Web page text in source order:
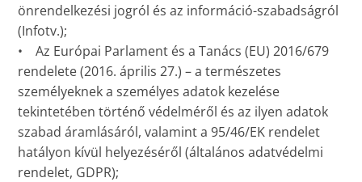
önrendelkezési jogról és az információ-szabadságról
(Infotv.);
• Az Európai Parlament és a Tanács (EU) 2016/679
rendelete (2016. április 27.) – a természetes
személyeknek a személyes adatok kezelése
tekintetében történő védelméről és az ilyen adatok
szabad áramlásáról, valamint a 95/46/EK rendelet
hatályon kívül helyezéséről (általános adatvédelmi
rendelet, GDPR);